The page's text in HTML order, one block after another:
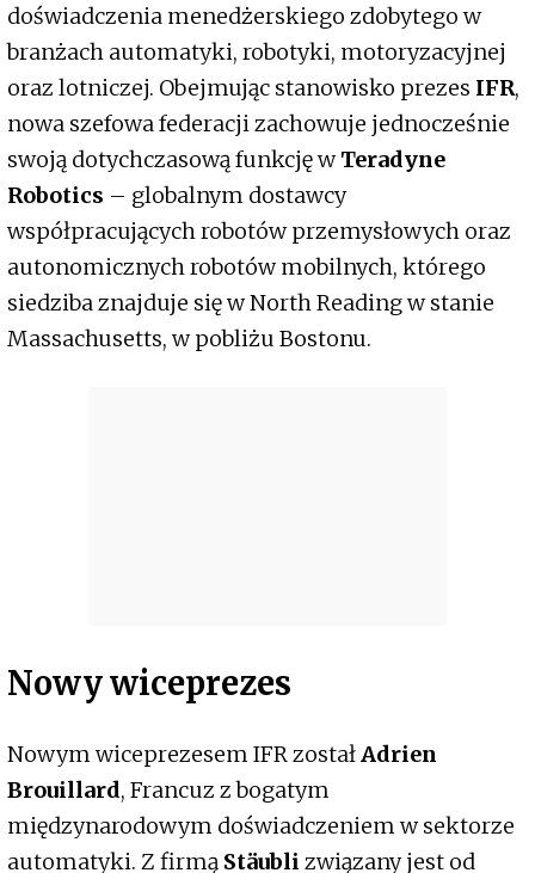
doświadczenia menedżerskiego zdobytego w
branżach automatyki, robotyki, motoryzacyjnej
oraz lotniczej. Obejmując stanowisko prezes IFR,
nowa szefowa federacji zachowuje jednocześnie
swoją dotychczasową funkcję wTeradyne
Robotics – globalnym dostawcy
współpracujących robotów przemysłowych oraz
autonomicznych robotów mobilnych, którego
siedziba znajduje się w North Reading w stanie
Massachusetts, w pobliżu Bostonu.
Nowy wiceprezes
Nowym wiceprezesem IFR zostałAdrien
Brouillard, Francuz z bogatym
międzynarodowym doświadczeniem w sektorze
automatyki. Z firmą Stäubli związany jest od